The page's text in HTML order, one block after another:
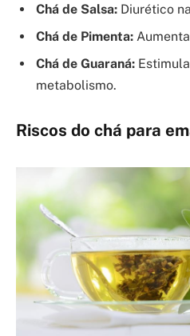
Chá de Salsa: Diurético
Chá de Pimenta:
Chá de Guaraná:
metabolismo.
Riscos do chá para